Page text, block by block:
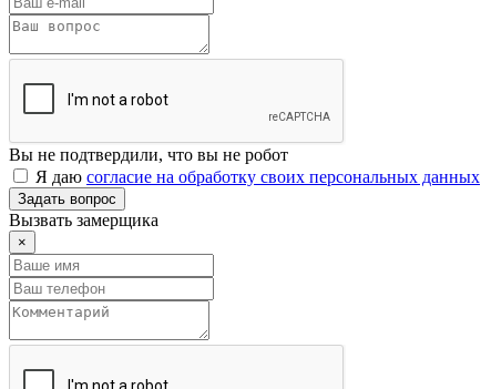
Вы не подтвердили, что вы не робот
Я даю согласие на обработку своих персональных данных
Задать вопрос
Вызвать замерщика
×